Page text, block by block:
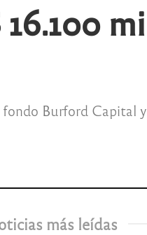
Burford Capital y
más leídas